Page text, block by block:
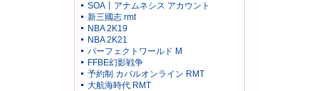
SOA丨アナムネシス アカウント
新三國志 rmt
NBA 2K19
NBA 2K21
パーフェクトワールド M
FFBE幻影戦争
予約制 カバルオンライン RMT
大航海時代 RMT